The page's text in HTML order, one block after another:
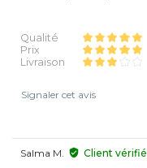
Qualité
Prix
Livraison
Signaler cet avis
Salma M. Client vérifié